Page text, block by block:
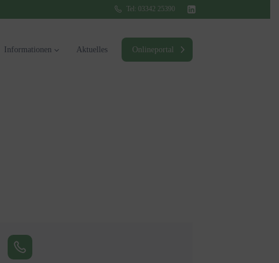
Tel: 03342 25390
Informationen Aktuelles Onlineportal